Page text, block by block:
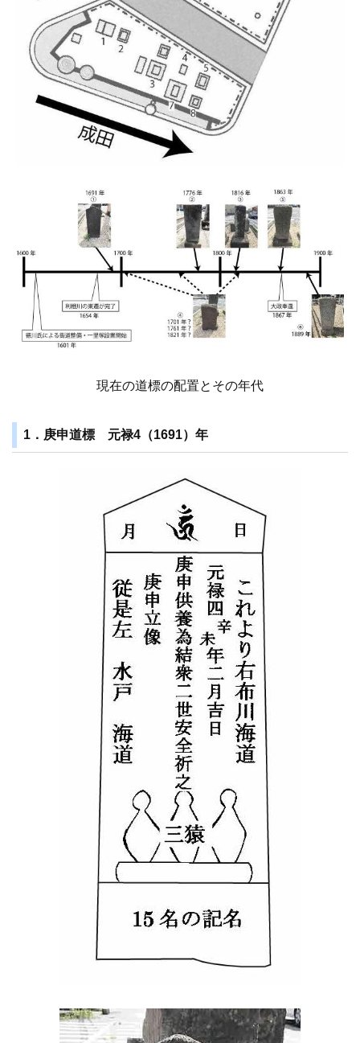
現在の道標の配置とその年代
1．庚申道標 元禄4（1691）年